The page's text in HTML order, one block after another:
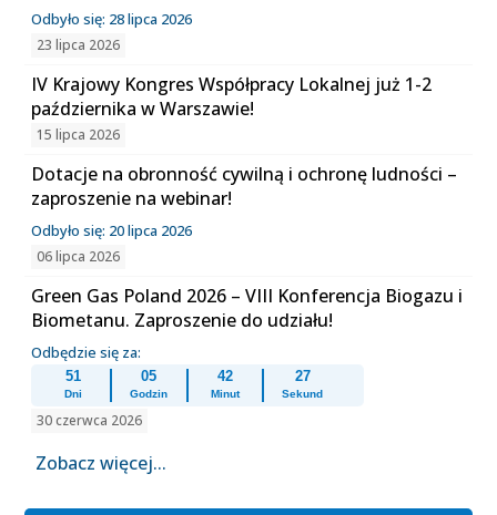
Odbyło się: 28 lipca 2026
23 lipca 2026
IV Krajowy Kongres Współpracy Lokalnej już 1-2
października w Warszawie!
15 lipca 2026
Dotacje na obronność cywilną i ochronę ludności –
zaproszenie na webinar!
Odbyło się: 20 lipca 2026
06 lipca 2026
Green Gas Poland 2026 – VIII Konferencja Biogazu i
Biometanu. Zaproszenie do udziału!
Odbędzie się za:
51
Dni
05
Godzin
42
Minut
26
Sekund
30 czerwca 2026
Zobacz więcej...